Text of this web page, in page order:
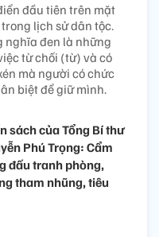
đầu tiên trên mặt
lịch sử dân tộc.
nghĩa đen là những
từ chối (từ) và có
mà người có chức
biệt để giữ mình.
sách của Tổng Bí thư
Phú Trọng: Cẩm
đấu tranh phòng,
tham nhũng, tiêu